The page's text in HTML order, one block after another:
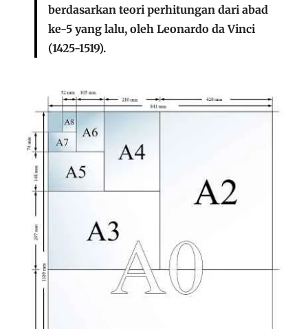
berdasarkan teori perhitungan dari abad
ke-5 yang lalu, oleh Leonardo da Vinci
(1425-1519).